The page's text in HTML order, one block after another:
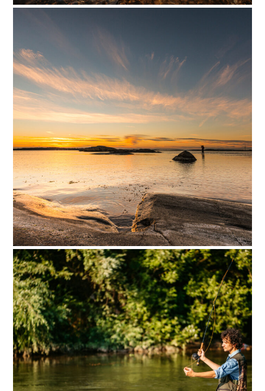
Single mother with her
two children enjoying
river fishing
Single mother with her two children
enjoying river fishing
A lone fisherman fishing
in shallow waters at
night..